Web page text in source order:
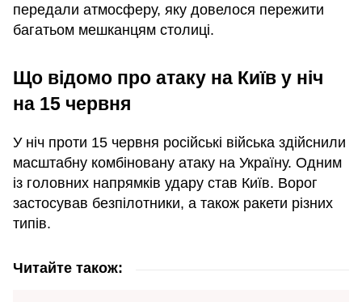
передали атмосферу, яку довелося пережити
багатьом мешканцям столиці.
Що відомо про атаку на Київ у ніч
на 15 червня
У ніч проти 15 червня російські війська здійснили
масштабну комбіновану атаку на Україну. Одним
із головних напрямків удару став Київ. Ворог
застосував безпілотники, а також ракети різних
типів.
Читайте також: